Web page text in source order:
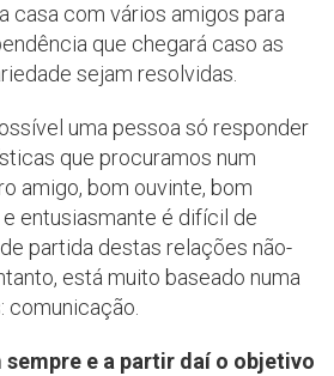
casa com vários amigos para
que chegará caso as
sejam resolvidas.
uma pessoa só responder
que procuramos num
amigo, bom ouvinte, bom
entusiasmante é difícil de
partida destas relações não-
está muito baseado numa
comunicação.
sempre e a partir daí o objetivo